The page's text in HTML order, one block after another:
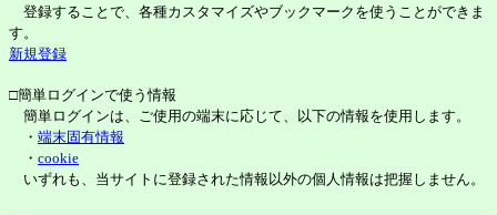
登録することで、各種カスタマイズやブックマークを使うことができま
す。
新規登録
□簡単ログインで使う情報
簡単ログインは、ご使用の端末に応じて、以下の情報を使用します。
・ 端末固有情報
・ cookie
いずれも、当サイトに登録された情報以外の個人情報は把握しません。